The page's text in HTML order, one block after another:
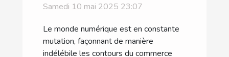
tendances et
opportunités
Samedi 10 mai 2025 23:07
Le monde numérique est en constante
mutation, façonnant de manière
indélébile les contours du commerce